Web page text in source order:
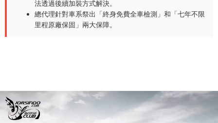
法透過後續加裝方式解決。
總代理針對車系祭出「終身免費全車檢測」和「七年不限
里程原廠保固」兩大保障。